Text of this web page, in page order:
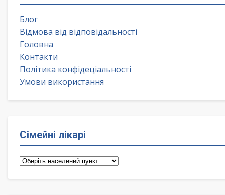
Блог
Відмова від відповідальності
Головна
Контакти
Політика конфідеціальності
Умови використання
Сімейні лікарі
Сімейні